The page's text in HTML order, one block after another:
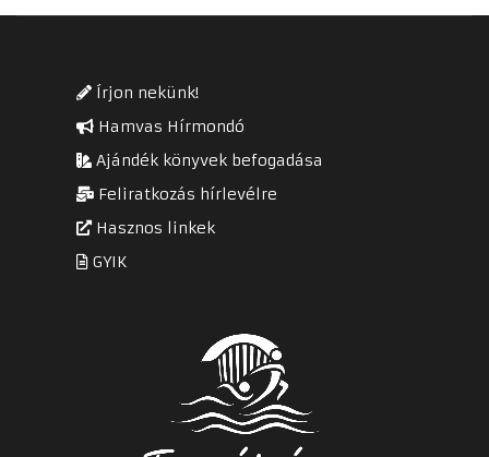
Írjon nekünk!
Hamvas Hírmondó
Ajándék könyvek befogadása
Feliratkozás hírlevélre
Hasznos linkek
GYIK